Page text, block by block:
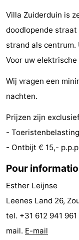
de
-
de
jeux
Aires
de
jeux
intérieures
Bowling
Centres
de
bien-
être
Villages
villes
Nature
Visites
guidées
Sports
-
Piscines
-
Villa Zuiderduin is
doodlopende
strand als centrum.
Voor uw
Wij vragen een
nachten.
Prijzen zijn
-
- Ontbijt € 15,-
Pour
Esther Leijnse
Leenes Land 26,
tel. +31 612 941 961
mail. E-mail